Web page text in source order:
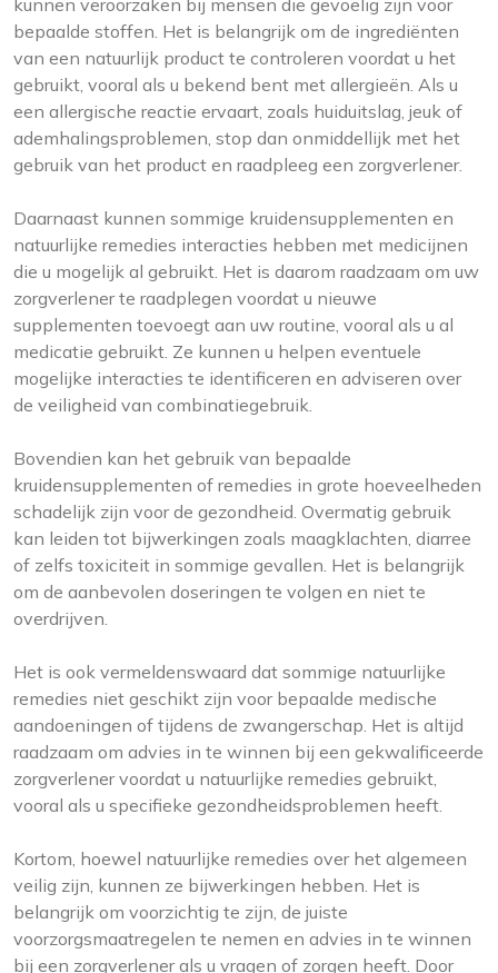
kunnen veroorzaken bij mensen die gevoelig zijn voor
bepaalde stoffen. Het is belangrijk om de ingrediënten
van een natuurlijk product te controleren voordat u het
gebruikt, vooral als u bekend bent met allergieën. Als u
een allergische reactie ervaart, zoals huiduitslag, jeuk of
ademhalingsproblemen, stop dan onmiddellijk met het
gebruik van het product en raadpleeg een zorgverlener.
Daarnaast kunnen sommige kruidensupplementen en
natuurlijke remedies interacties hebben met medicijnen
die u mogelijk al gebruikt. Het is daarom raadzaam om uw
zorgverlener te raadplegen voordat u nieuwe
supplementen toevoegt aan uw routine, vooral als u al
medicatie gebruikt. Ze kunnen u helpen eventuele
mogelijke interacties te identificeren en adviseren over
de veiligheid van combinatiegebruik.
Bovendien kan het gebruik van bepaalde
kruidensupplementen of remedies in grote hoeveelheden
schadelijk zijn voor de gezondheid. Overmatig gebruik
kan leiden tot bijwerkingen zoals maagklachten, diarree
of zelfs toxiciteit in sommige gevallen. Het is belangrijk
om de aanbevolen doseringen te volgen en niet te
overdrijven.
Het is ook vermeldenswaard dat sommige natuurlijke
remedies niet geschikt zijn voor bepaalde medische
aandoeningen of tijdens de zwangerschap. Het is altijd
raadzaam om advies in te winnen bij een gekwalificeerde
zorgverlener voordat u natuurlijke remedies gebruikt,
vooral als u specifieke gezondheidsproblemen heeft.
Kortom, hoewel natuurlijke remedies over het algemeen
veilig zijn, kunnen ze bijwerkingen hebben. Het is
belangrijk om voorzichtig te zijn, de juiste
voorzorgsmaatregelen te nemen en advies in te winnen
bij een zorgverlener als u vragen of zorgen heeft. Door